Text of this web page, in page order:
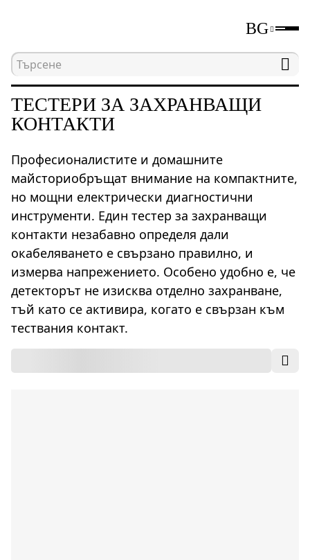
BG
Начална страница Електрически
ТЕСТЕРИ ЗА ЗАХРАНВАЩИ
КОНТАКТИ
Професионалистите и домашните
майсториобръщат внимание на компактните,
но мощни електрически диагностични
инструменти. Един тестер за захранващи
контакти незабавно определя дали
окабеляването е свързано правилно, и
измерва напрежението. Особено удобно е, че
детекторът не изисква отделно захранване,
тъй като се активира, когато е свързан към
тествания контакт.